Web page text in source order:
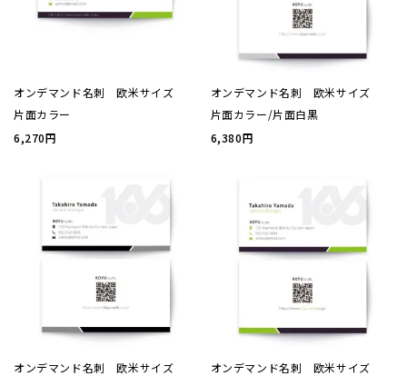
オンデマンド名刺 欧米サイズ
片面カラー
6,270円
オンデマンド名刺 欧米サイズ
片面カラー/片面白黒
6,380円
オンデマンド名刺 欧米サイズ
オンデマンド名刺 欧米サイズ